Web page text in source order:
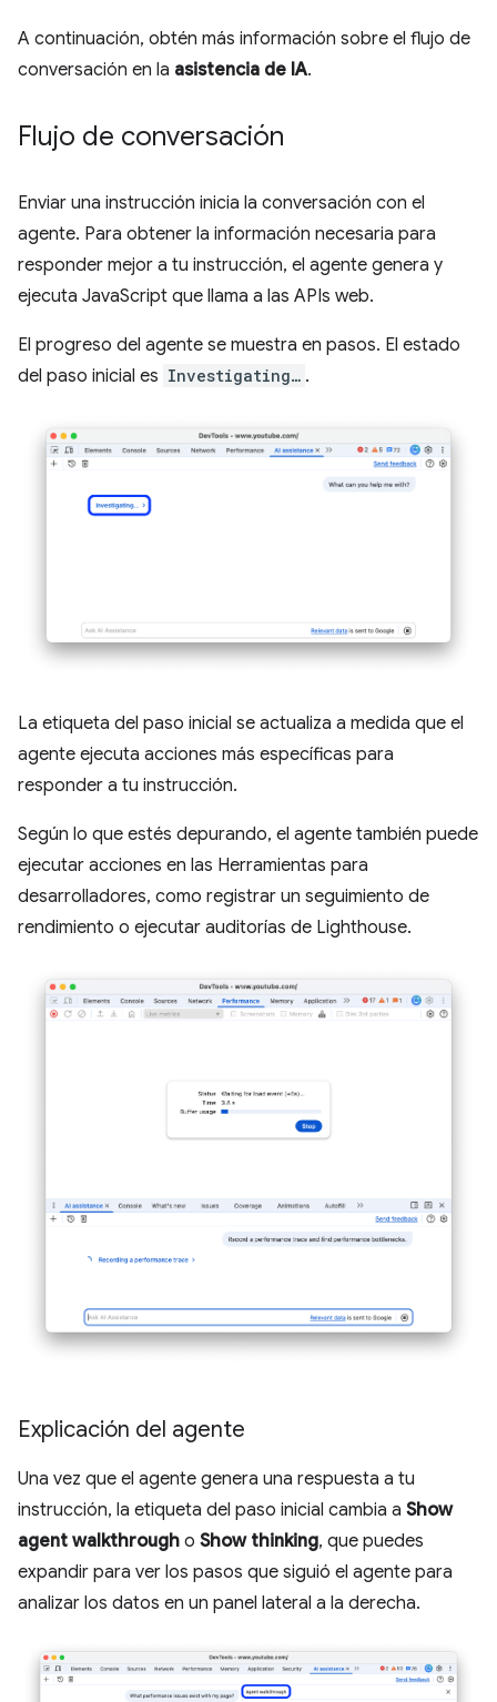
A continuación, obtén más información sobre el flujo de
conversación en la asistencia de IA.
Flujo de conversación
Enviar una instrucción inicia la conversación con el
agente. Para obtener la información necesaria para
responder mejor a tu instrucción, el agente genera y
ejecuta JavaScript que llama a las APIs web.
El progreso del agente se muestra en pasos. El estado
del paso inicial es Investigating… .
La etiqueta del paso inicial se actualiza a medida que el
agente ejecuta acciones más específicas para
responder a tu instrucción.
Según lo que estés depurando, el agente también puede
ejecutar acciones en las Herramientas para
desarrolladores, como registrar un seguimiento de
rendimiento o ejecutar auditorías de Lighthouse.
Explicación del agente
Una vez que el agente genera una respuesta a tu
instrucción, la etiqueta del paso inicial cambia a Show
agent walkthrough o Show thinking, que puedes
expandir para ver los pasos que siguió el agente para
analizar los datos en un panel lateral a la derecha.